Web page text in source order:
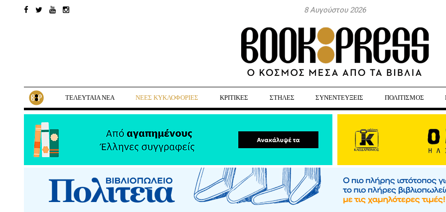
8 Αυγούστου 2026
ΤΕΛΕΥΤΑΙΑ ΝΕΑ ΝΕΕΣ ΚΥΚΛΟΦΟΡΙΕΣ ΚΡΙΤΙΚΕΣ ΣΤΗΛΕΣ ΣΥΝΕΝΤΕΥΞΕΙΣ ΠΟΛΙΤΙΣΜΟΣ